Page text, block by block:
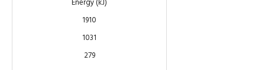
Energy (kJ)
1910
1031
279